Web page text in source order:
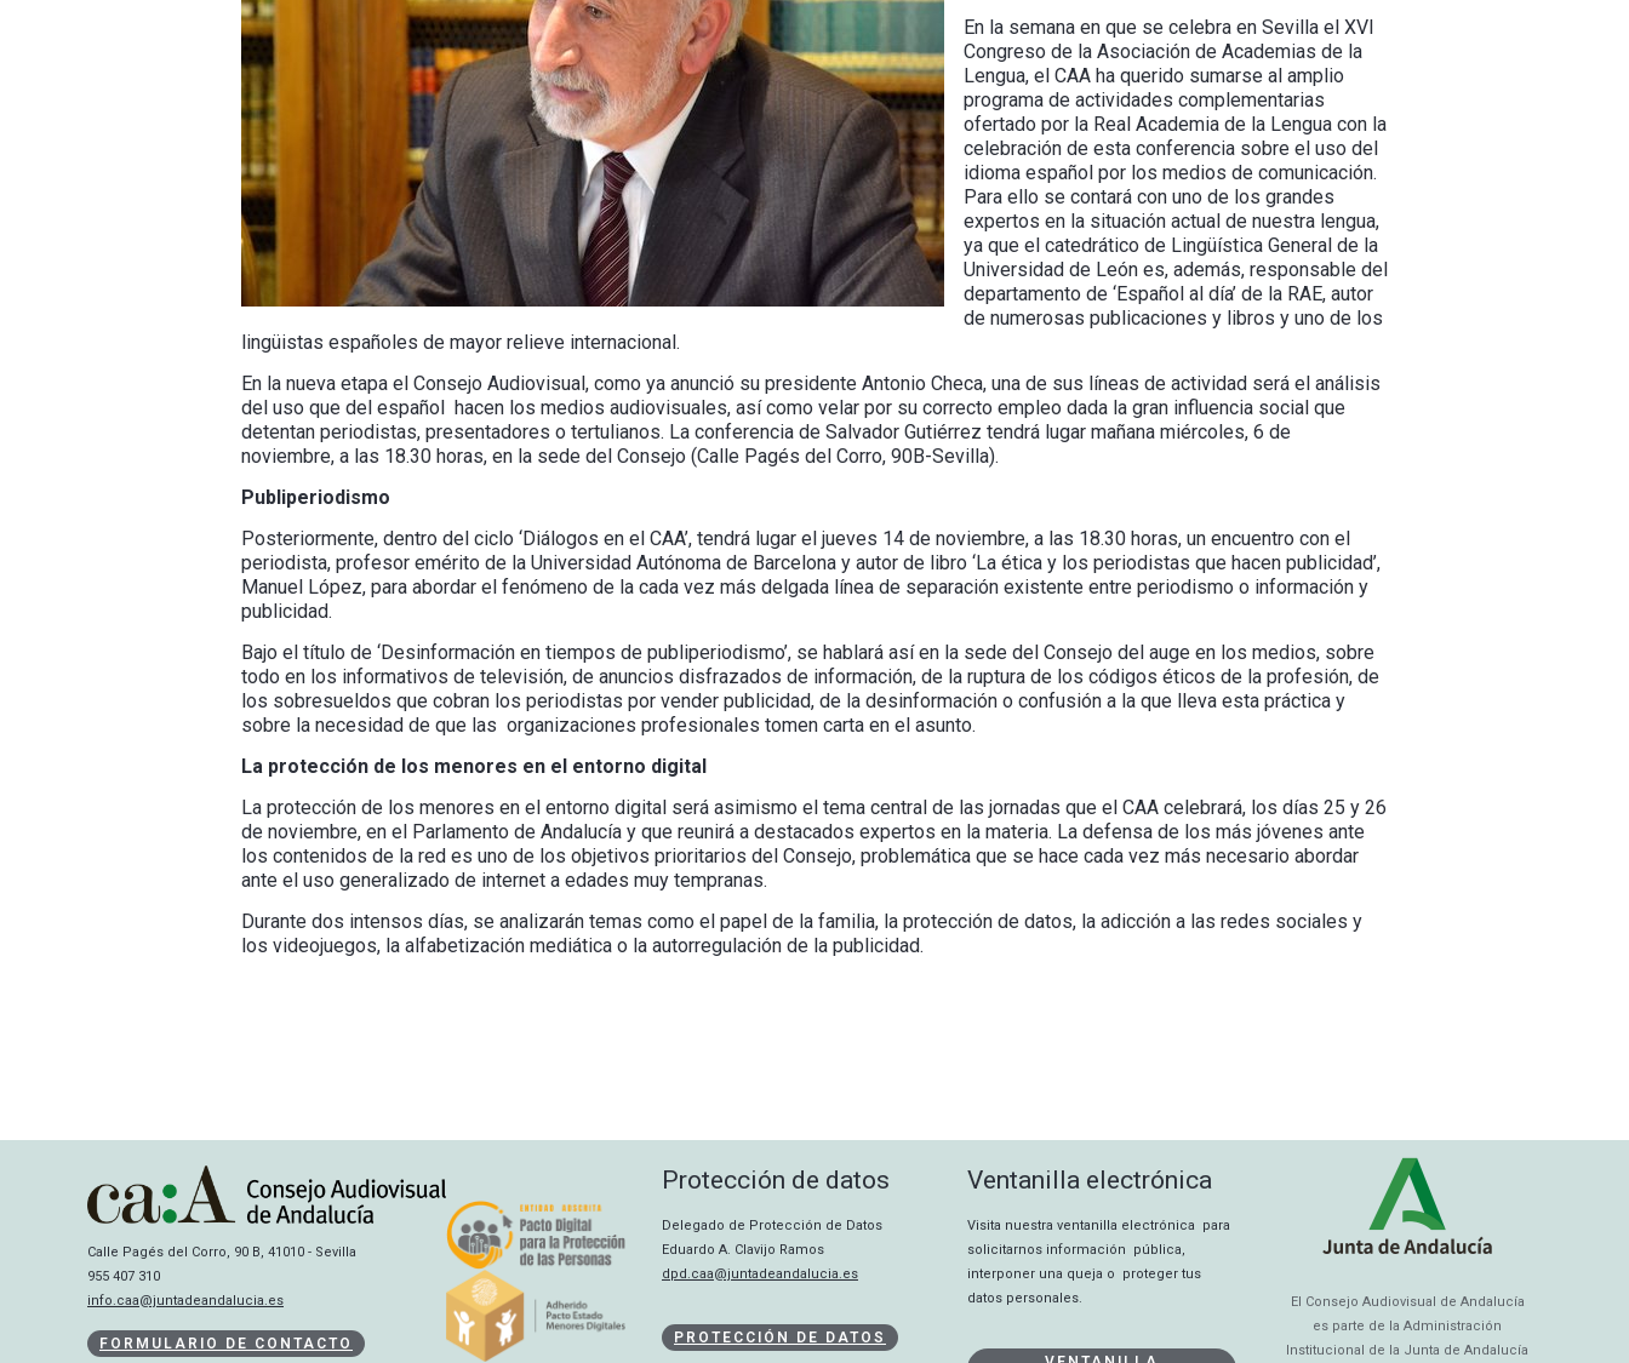
En la semana en que se celebra en Sevilla el XVI
Congreso de la Asociación de Academias de la
Lengua, el CAA ha querido sumarse al amplio
programa de actividades complementarias
ofertado por la Real Academia de la Lengua con la
celebración de esta conferencia sobre el uso del
idioma español por los medios de comunicación.
Para ello se contará con uno de los grandes
expertos en la situación actual de nuestra lengua,
ya que el catedrático de Lingüística General de la
Universidad de León es, además, responsable del
departamento de ‘Español al día’ de la RAE, autor
de numerosas publicaciones y libros y uno de los
lingüistas españoles de mayor relieve internacional.
En la nueva etapa el Consejo Audiovisual, como ya anunció su presidente Antonio Checa, una de sus líneas de actividad será el análisis
del uso que del español hacen los medios audiovisuales, así como velar por su correcto empleo dada la gran influencia social que
detentan periodistas, presentadores o tertulianos. La conferencia de Salvador Gutiérrez tendrá lugar mañana miércoles, 6 de
noviembre, a las 18.30 horas, en la sede del Consejo (Calle Pagés del Corro, 90B-Sevilla).
Publiperiodismo
Posteriormente, dentro del ciclo ‘Diálogos en el CAA’, tendrá lugar el jueves 14 de noviembre, a las 18.30 horas, un encuentro con el
periodista, profesor emérito de la Universidad Autónoma de Barcelona y autor de libro ‘La ética y los periodistas que hacen publicidad’,
Manuel López, para abordar el fenómeno de la cada vez más delgada línea de separación existente entre periodismo o información y
publicidad.
Bajo el título de ‘Desinformación en tiempos de publiperiodismo’, se hablará así en la sede del Consejo del auge en los medios, sobre
todo en los informativos de televisión, de anuncios disfrazados de información, de la ruptura de los códigos éticos de la profesión, de
los sobresueldos que cobran los periodistas por vender publicidad, de la desinformación o confusión a la que lleva esta práctica y
sobre la necesidad de que las organizaciones profesionales tomen carta en el asunto.
La protección de los menores en el entorno digital
La protección de los menores en el entorno digital será asimismo el tema central de las jornadas que el CAA celebrará, los días 25 y 26
de noviembre, en el Parlamento de Andalucía y que reunirá a destacados expertos en la materia. La defensa de los más jóvenes ante
los contenidos de la red es uno de los objetivos prioritarios del Consejo, problemática que se hace cada vez más necesario abordar
ante el uso generalizado de internet a edades muy tempranas.
Durante dos intensos días, se analizarán temas como el papel de la familia, la protección de datos, la adicción a las redes sociales y
los videojuegos, la alfabetización mediática o la autorregulación de la publicidad.
Calle Pagés del Corro, 90 B, 41010 - Sevilla
955 407 310
info.caa@juntadeandalucia.es
FORMULARIO DE CONTACTO
Protección de datos
Delegado de Protección de Datos
Eduardo A. Clavijo Ramos
dpd.caa@juntadeandalucia.es
PROTECCIÓN DE DATOS
Ventanilla electrónica
Visita nuestra ventanilla electrónica para
solicitarnos información pública,
interponer una queja o proteger tus
datos personales.
El Consejo Audiovisual de Andalucía
es parte de la Administración
Institucional de la Junta de Andalucía